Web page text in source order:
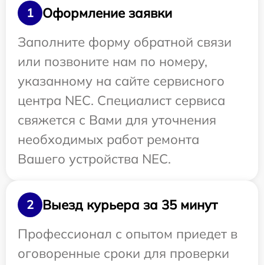
1
Оформление заявки
Заполните форму обратной связи
или позвоните нам по номеру,
указанному на сайте сервисного
центра NEC. Специалист сервиса
свяжется с Вами для уточнения
необходимых работ ремонта
Вашего устройства NEC.
2
Выезд курьера за 35 минут
Профессионал с опытом приедет в
оговоренные сроки для проверки